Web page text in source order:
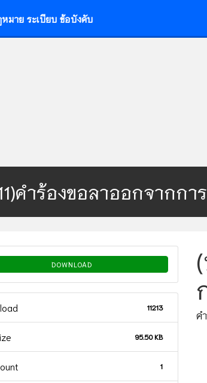
มาย ระเบียบ ข้อบังคับ
คำร้องขอลาออกจากก
DOWNLOAD
11213
95.50 KB
1
ค